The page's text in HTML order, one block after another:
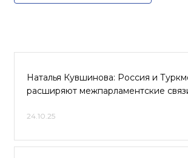
Наталья Кувшинова: Россия и
расширяют межпарламентские
24.10.25